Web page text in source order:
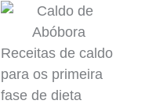
Receitas de caldo
para os primeira
fase de dieta